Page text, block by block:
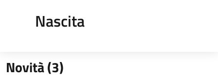
Nascita
Novità (3)